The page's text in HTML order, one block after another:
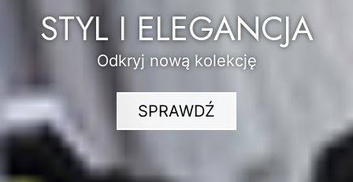
STYL I ELEGANCJA
Odkryj nową kolekcję
SPRAWDŹ